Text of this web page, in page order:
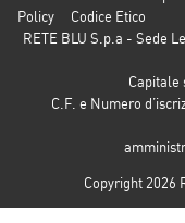
Policy
Codice Etico
RETE BLU S.p.a - Sede
Capitale
C.F. e Numero
Copyright 2026